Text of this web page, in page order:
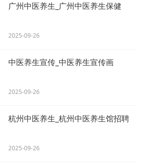
广州中医养生_广州中医养生保健
2025-09-26
中医养生宣传_中医养生宣传画
2025-09-26
杭州中医养生_杭州中医养生馆招聘
2025-09-26